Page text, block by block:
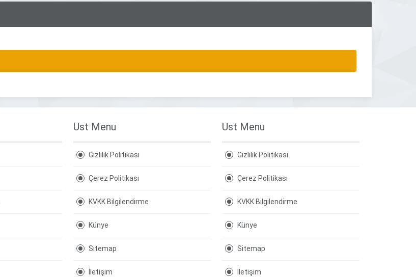
Ust Menu
Gizlilik Politikası
Çerez Politikası
KVKK Bilgilendirme
Künye
Sitemap
İletişim
Ust Menu
Gizlilik Politikası
Çerez Politikası
KVKK Bilgilendirme
Künye
Sitemap
İletişim